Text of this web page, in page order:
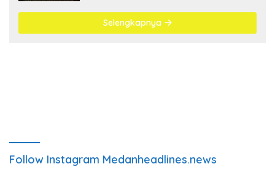
Selengkapnya
Follow Instagram Medanheadlines.news